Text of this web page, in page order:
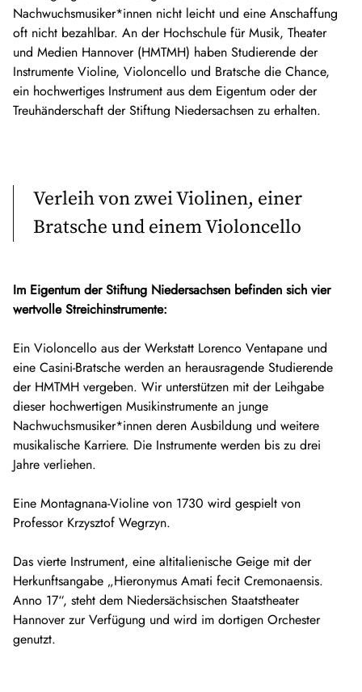
Nachwuchsmusiker*innen nicht leicht und eine Anschaffung
oft nicht bezahlbar. An der Hochschule für Musik, Theater
und Medien Hannover (HMTMH) haben Studierende der
Instrumente Violine, Violoncello und Bratsche die Chance,
ein hochwertiges Instrument aus dem Eigentum oder der
Treuhänderschaft der Stiftung Niedersachsen zu erhalten.
Verleih von zwei Violinen, einer
Bratsche und einem Violoncello
Im Eigentum der Stiftung Niedersachsen befinden sich vier
wertvolle Streichinstrumente:
Ein Violoncello aus der Werkstatt Lorenco Ventapane und
eine Casini-Bratsche werden an herausragende Studierende
der HMTMH vergeben. Wir unterstützen mit der Leihgabe
dieser hochwertigen Musikinstrumente an junge
Nachwuchsmusiker*innen deren Ausbildung und weitere
musikalische Karriere. Die Instrumente werden bis zu drei
Jahre verliehen.
Eine Montagnana-Violine von 1730 wird gespielt von
Professor Krzysztof Wegrzyn.
Das vierte Instrument, eine altitalienische Geige mit der
Herkunftsangabe „Hieronymus Amati fecit Cremonaensis.
Anno 17“, steht dem Niedersächsischen Staatstheater
Hannover zur Verfügung und wird im dortigen Orchester
genutzt.